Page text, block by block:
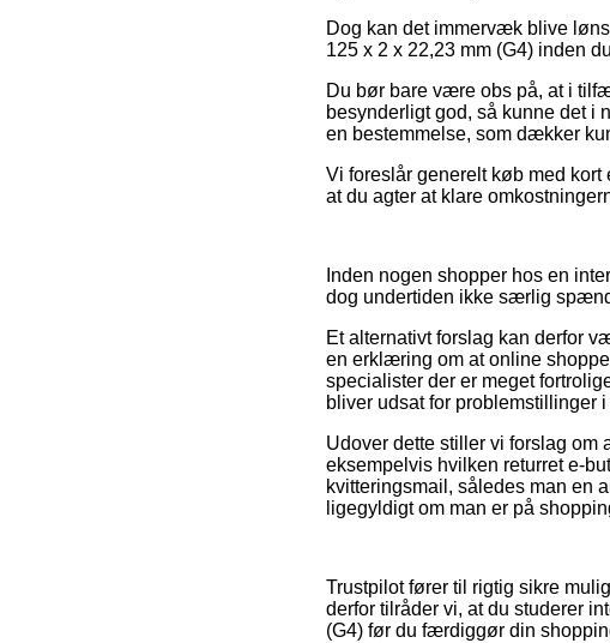
Dog kan det immervæk blive
125 x 2 x 22,23 mm (G4) inden
Du bør bare være obs på, at i
besynderligt god, så kunne det i
en bestemmelse, som dækker
Vi foreslår generelt køb med
at du agter at klare
Inden nogen shopper hos en
dog undertiden ikke særlig
Et alternativt forslag kan derfor
en erklæring om at online
specialister der er meget
bliver udsat for problemstillinger
Udover dette stiller vi forslag
eksempelvis hvilken returret e-
kvitteringsmail, således man en
ligegyldigt om man er på
Trustpilot fører til rigtig sikre
derfor tilråder vi, at du studerer
(G4) før du færdiggør din